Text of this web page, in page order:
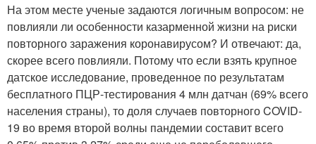
На этом месте ученые задаются логичным вопросом: не
повлияли ли особенности казарменной жизни на риски
повторного заражения коронавирусом? И отвечают: да,
скорее всего повлияли. Потому что если взять крупное
датское исследование, проведенное по результатам
бесплатного ПЦР-тестирования 4 млн датчан (69% всего
населения страны), то доля случаев повторного COVID-
19 во время второй волны пандемии составит всего